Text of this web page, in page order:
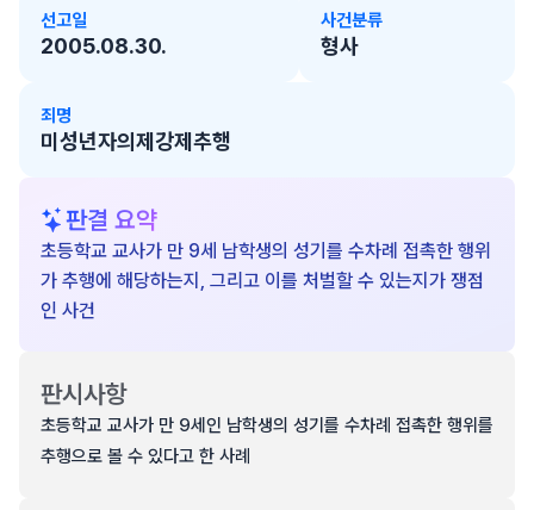
선고일
2005.08.30.
사건분류
형사
죄명
미성년자의제강제추행
판결 요약
초등학교 교사가 만 9세 남학생의 성기를 수차례 접촉한 행위
가 추행에 해당하는지, 그리고 이를 처벌할 수 있는지가 쟁점
인 사건
판시사항
초등학교 교사가 만 9세인 남학생의 성기를 수차례 접촉한 행위를
추행으로 볼 수 있다고 한 사례